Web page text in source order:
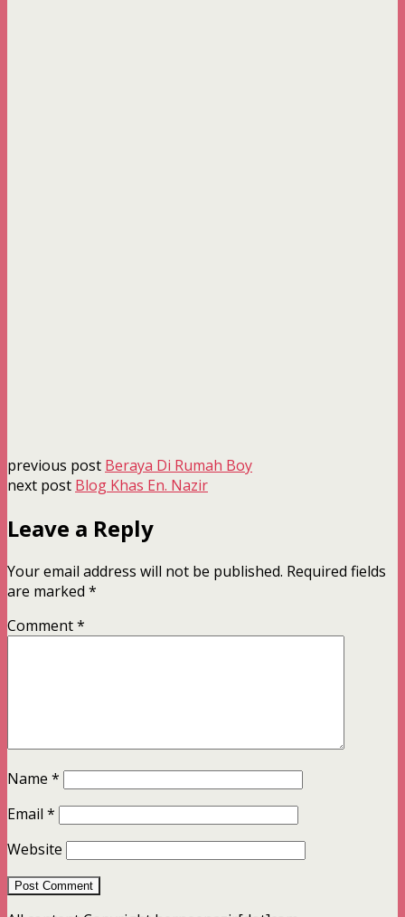
previous post Beraya Di Rumah Boy
next post Blog Khas En. Nazir
Leave a Reply
Your email address will not be published. Required fields
are marked *
Comment*
Name *
Email *
Website